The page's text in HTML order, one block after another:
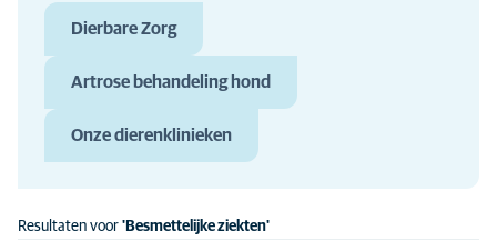
Dierbare Zorg
Artrose behandeling hond
Onze dierenklinieken
Resultaten voor 'Besmettelijke ziekten'